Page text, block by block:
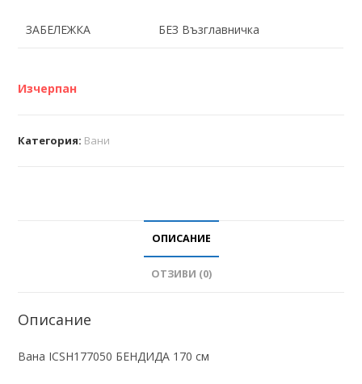
ЗАБЕЛЕЖКА БЕЗ Възглавничка
Изчерпан
Категория: Вани
ОПИСАНИЕ
ОТЗИВИ (0)
Описание
Вана ICSH177050 БЕНДИДА 170 см